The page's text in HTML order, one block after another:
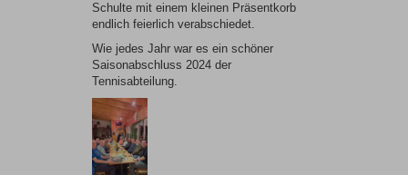
Schulte mit einem kleinen Präsentkorb
endlich feierlich verabschiedet.
Wie jedes Jahr war es ein schöner
Saisonabschluss 2024 der
Tennisabteilung.